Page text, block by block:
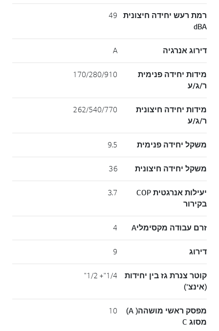
רמת רעש יחידה חיצונית
dBA
49
דירוג אנרגיה A
מידות יחידה פנימית
ר/ג/ע
170/280/910
מידות יחידה חיצונית
ר/ג/ע
262/540/770
משקל יחידה פנימית 9.5
משקל יחידה חיצונית 36
יעילות אנרגטית COP
בקירור
3.7
זרם עבודה מקסימליA 4
דירוג 9
קוטר צנרת גז בין יחידות
(אינצ')
1/4"+ 1/2"
מפסק ראשי מושהה( A)
מסוג C
10